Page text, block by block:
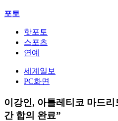
포토
핫포토
스포츠
연예
세계일보
PC화면
이강인, 아틀레티코 마드
간 합의 완료”